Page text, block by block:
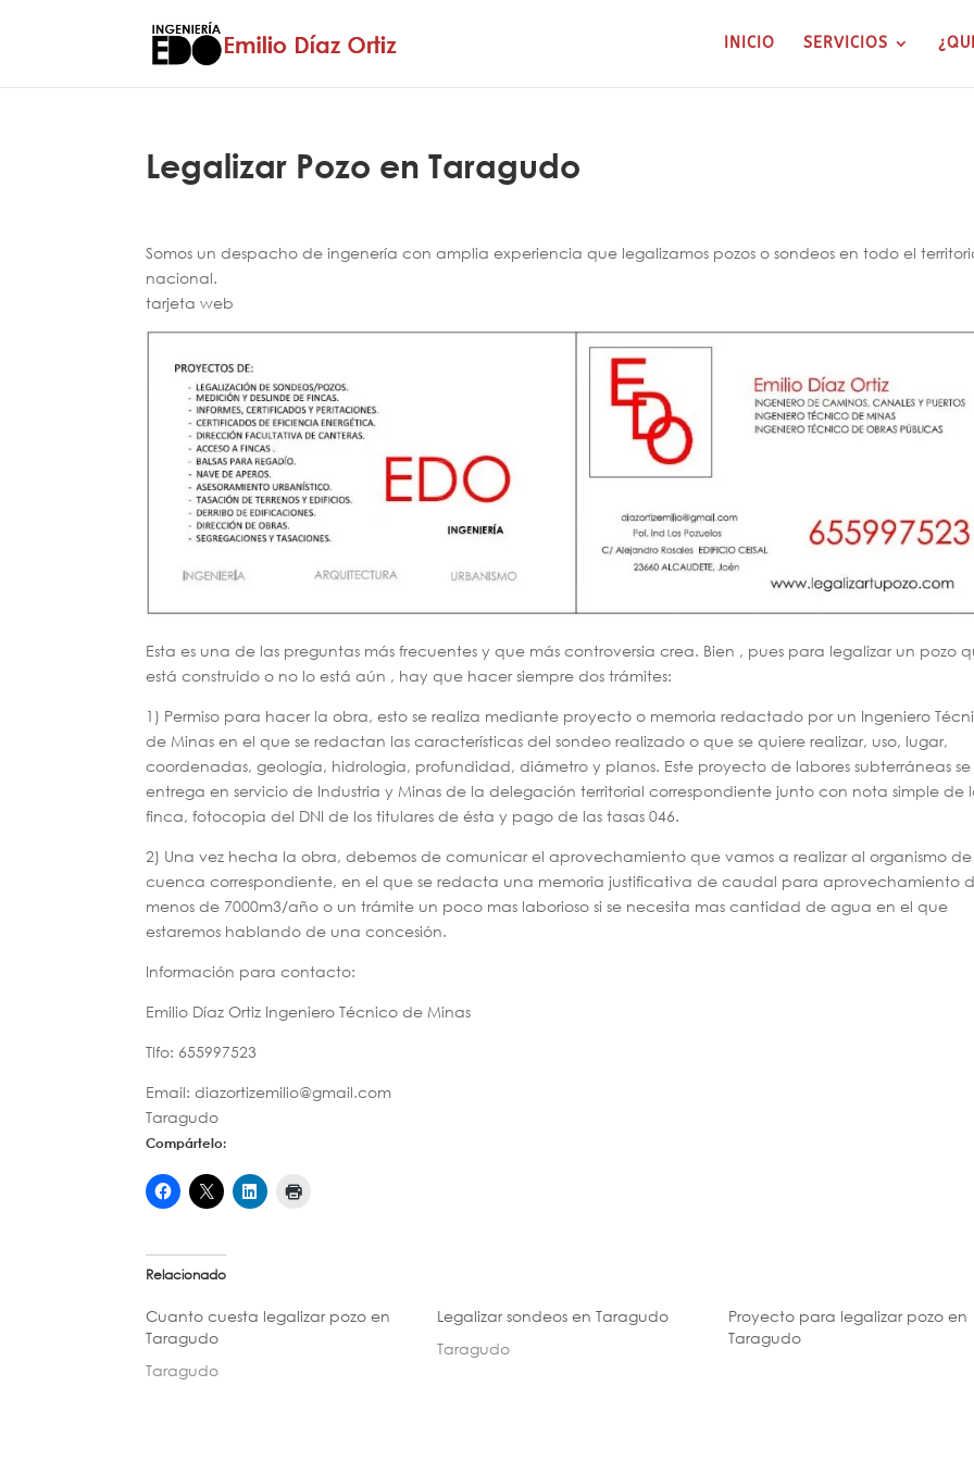
INICIO SERVICIOS
Legalizar Pozo en Taragudo
Somos un despacho de ingenería con amplia experiencia que legalizamos pozos o sondeos en todo el
nacional.
tarjeta web
Esta es una de las preguntas más frecuentes y que más controversia crea. Bien , pues para legalizar un pozo
está construido o no lo está aún , hay que hacer siempre dos trámites:
1) Permiso para hacer la obra, esto se realiza mediante proyecto o memoria redactado por un Ingeniero
de Minas en el que se redactan las características del sondeo realizado o que se quiere realizar, uso, lugar,
coordenadas, geología, hidrologia, profundidad, diámetro y planos. Este proyecto de labores subterráneas se
entrega en servicio de Industria y Minas de la delegación territorial correspondiente junto con nota simple de
finca, fotocopia del DNI de los titulares de ésta y pago de las tasas 046.
2) Una vez hecha la obra, debemos de comunicar el aprovechamiento que vamos a realizar al organismo de
cuenca correspondiente, en el que se redacta una memoria justificativa de caudal para aprovechamiento
menos de 7000m3/año o un trámite un poco mas laborioso si se necesita mas cantidad de agua en el que
estaremos hablando de una concesión.
Información para contacto:
Emilio Díaz Ortiz Ingeniero Técnico de Minas
Tlfo: 655997523
Email: diazortizemilio@gmail.com
Taragudo
Compártelo:
Relacionado
Cuanto cuesta legalizar pozo en
Taragudo
Taragudo
Legalizar sondeos en Taragudo
Taragudo
Proyecto para legalizar pozo en
Taragudo